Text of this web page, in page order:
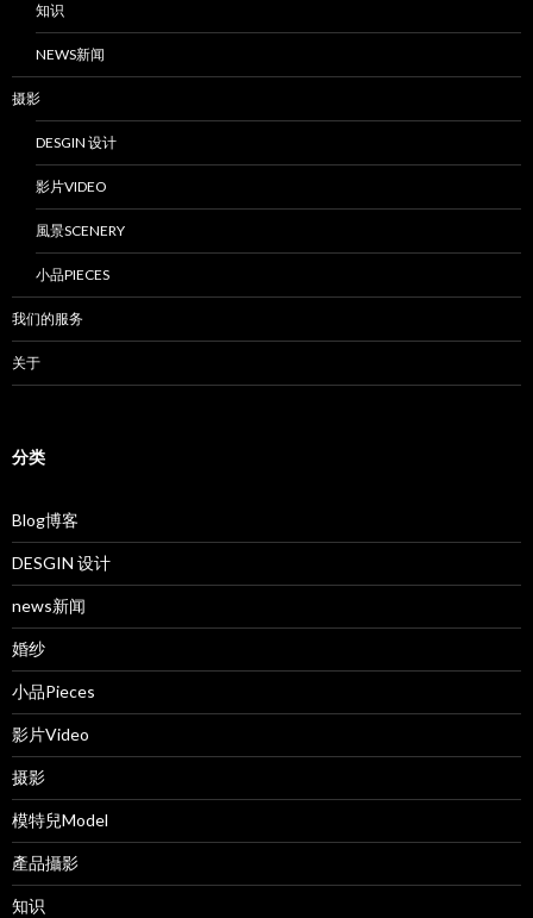
知识
NEWS新闻
摄影
DESGIN 设计
影片VIDEO
風景SCENERY
小品PIECES
我们的服务
关于
分类
Blog博客
DESGIN 设计
news新闻
婚纱
小品Pieces
影片Video
摄影
模特兒Model
產品攝影
知识